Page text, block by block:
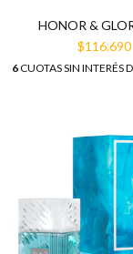
HONOR &
$116.690
6CUOTAS SIN INTERÉS